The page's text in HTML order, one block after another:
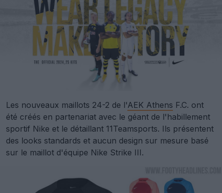
Les nouveaux maillots 24-2 de l'AEK Athens F.C. ont
été créés en partenariat avec le géant de l'habillement
sportif Nike et le détaillant 11Teamsports. Ils présentent
des looks standards et aucun design sur mesure basé
sur le maillot d'équipe Nike Strike III.